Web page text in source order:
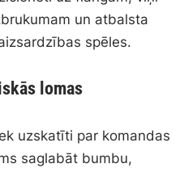
un atbalsta
spēles.
lomas
uzskatīti par komandas
saglabāt bumbu,